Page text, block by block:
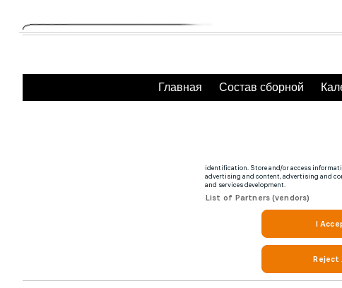
Главная Состав сборной